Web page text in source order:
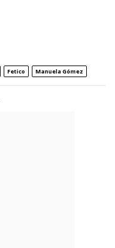
Fetico Manuela Gómez